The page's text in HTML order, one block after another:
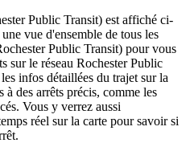
Public Transit) est affiché ci-
vue d'ensemble de tous les
Public Transit) pour vous
sur le réseau Rochester Public
infos détaillées du trajet sur la
à des arrêts précis, comme les
Vous y verrez aussi
réel sur la carte pour savoir si